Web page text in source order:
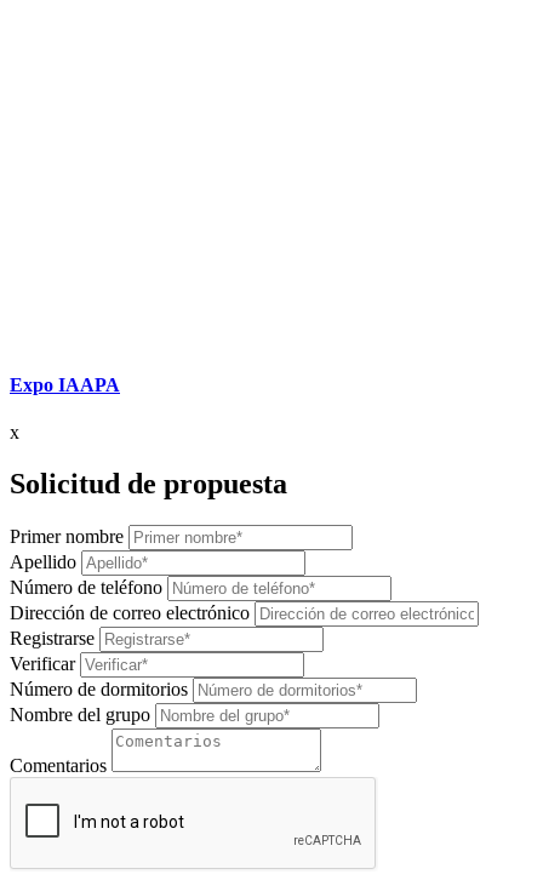
Expo IAAPA
x
Solicitud de propuesta
Primer nombre
Apellido
Número de teléfono
Dirección de correo electrónico
Registrarse
Verificar
Número de dormitorios
Nombre del grupo
Comentarios